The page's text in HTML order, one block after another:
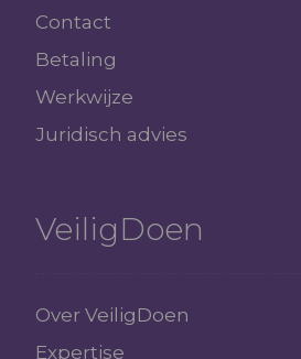
Contact
Betaling
Werkwijze
Juridisch advies
VeiligDoen
Over VeiligDoen
Expertise